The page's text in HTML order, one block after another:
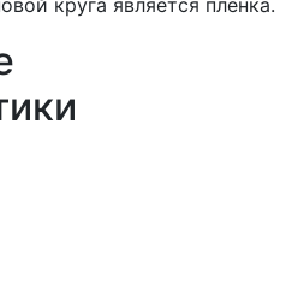
круга является пленка.